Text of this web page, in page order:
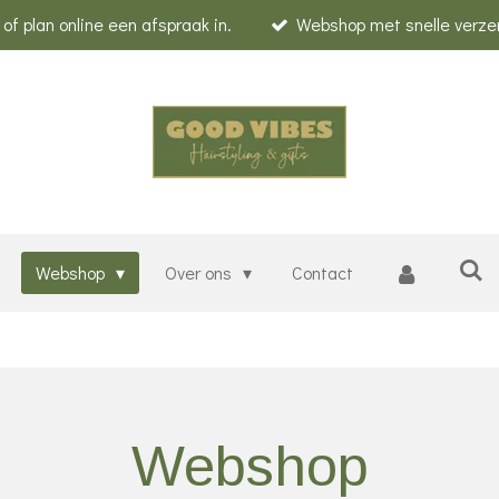
plan online een afspraak in. Webshop met snelle
Webshop Over ons Contact
Webshop